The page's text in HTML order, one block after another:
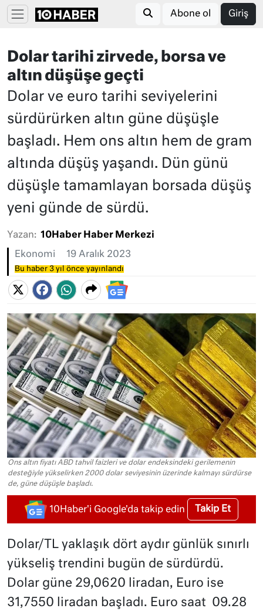
Abone ol Giriş
Dolar tarihi zirvede, borsa ve
altın düşüşe geçti
Dolar ve euro tarihi seviyelerini
sürdürürken altın güne düşüşle
başladı. Hem ons altın hem de gram
altında düşüş yaşandı. Dün günü
düşüşle tamamlayan borsada düşüş
yeni günde de sürdü.
Yazan: 10Haber Haber Merkezi
Ekonomi 19 Aralık 2023
Bu haber 3 yıl önce yayınlandı
Ons altın fiyatı ABD tahvil faizleri ve dolar endeksindeki gerilemenin
desteğiyle yükselirken 2000 dolar seviyesinin üzerinde kalmayı sürdürse
de, güne düşüşle başladı.
10Haber'i Google'da takip edin Takip Et
Dolar/TL yaklaşık dört aydır günlük sınırlı
yükseliş trendini bugün de sürdürdü.
Dolar güne 29,0620 liradan, Euro ise
31,7550 liradan başladı. Euro saat 09.28